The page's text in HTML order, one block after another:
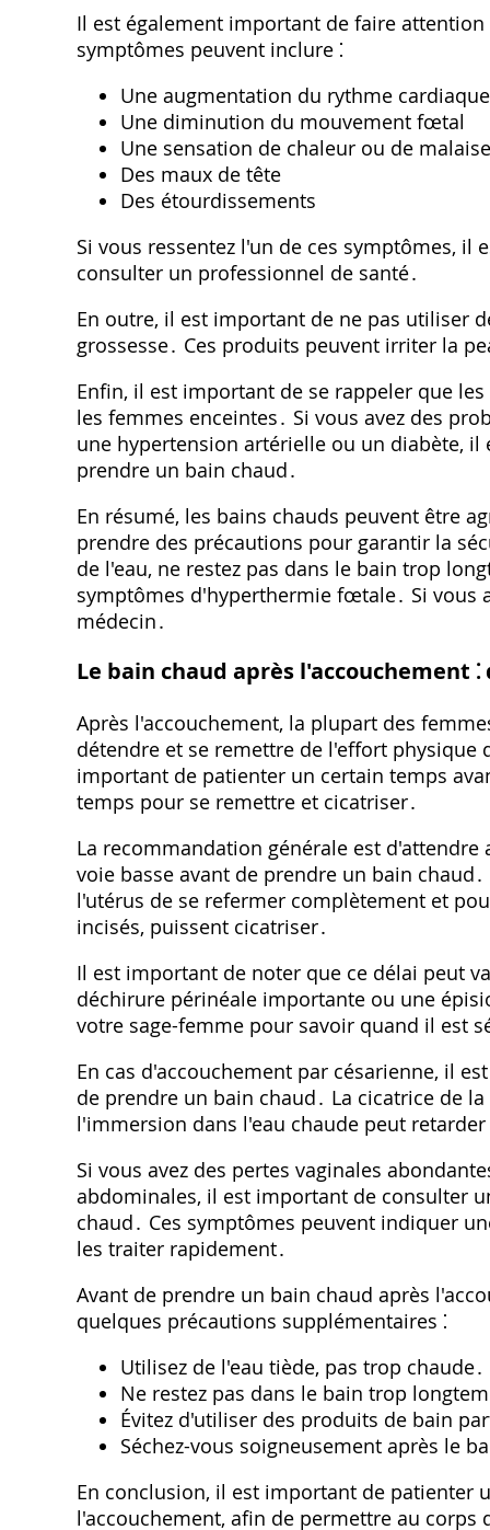
Il est également important de faire
symptômes peuvent inclure ⁚
Une augmentation du rythme
Une diminution du mouvement fœtal
Une sensation de chaleur ou de malaise
Des maux de tête
Des étourdissements
Si vous ressentez l'un de ces symptômes,
consulter un professionnel de santé․
En outre, il est important de ne pas utiliser
grossesse․ Ces produits peuvent irriter la
Enfin, il est important de se rappeler que
les femmes enceintes․ Si vous avez des
une hypertension artérielle ou un diabète,
prendre un bain chaud․
En résumé, les bains chauds peuvent être
prendre des précautions pour garantir la
de l'eau, ne restez pas dans le bain trop
symptômes d'hyperthermie fœtale․ Si vous
médecin․
Le bain chaud après l'accouchement
Après l'accouchement, la plupart des
détendre et se remettre de l'effort physique
important de patienter un certain temps
temps pour se remettre et cicatriser․
La recommandation générale est
voie basse avant de prendre un bain
l'utérus de se refermer complètement et
incisés, puissent cicatriser․
Il est important de noter que ce délai peut
déchirure périnéale importante ou une
votre sage-femme pour savoir quand il est
En cas d'accouchement par césarienne, il
de prendre un bain chaud․ La cicatrice de
l'immersion dans l'eau chaude peut
Si vous avez des pertes vaginales
abdominales, il est important de consulter
chaud․ Ces symptômes peuvent indiquer
les traiter rapidement․
Avant de prendre un bain chaud après
quelques précautions supplémentaires ⁚
Utilisez de l'eau tiède, pas trop chaude․
Ne restez pas dans le bain trop
Évitez d'utiliser des produits de bain
Séchez-vous soigneusement après le
En conclusion, il est important de patienter
l'accouchement, afin de permettre au corps